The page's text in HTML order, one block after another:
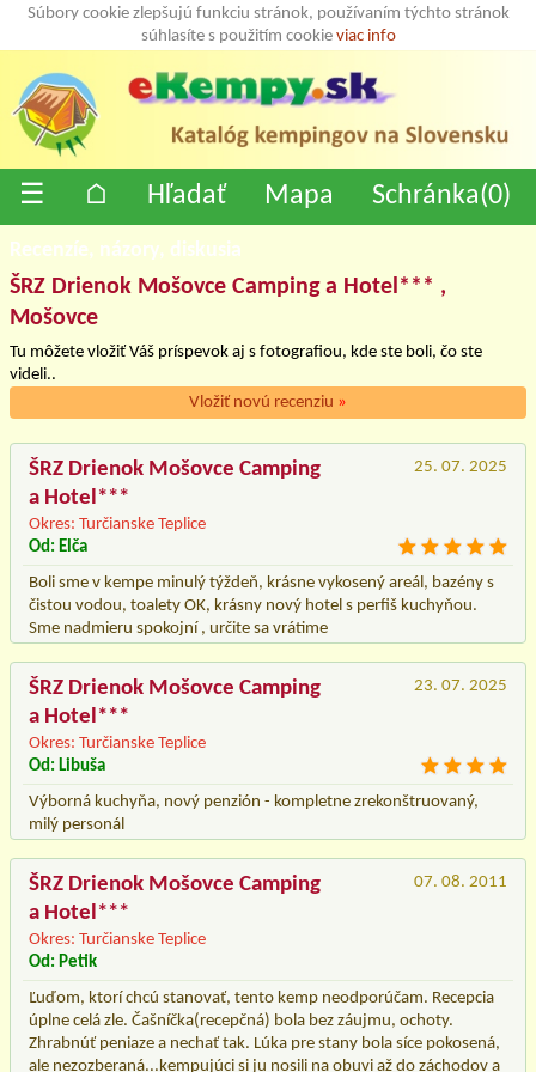
Súbory cookie zlepšujú funkciu stránok, používaním týchto stránok
súhlasíte s použitím cookie viac info
☰ ⌂ Hľadať Mapa Schránka(0)
Recenzíe, názory, diskusia
ŠRZ Drienok Mošovce Camping a Hotel*** ,
Mošovce
Tu môžete vložiť Váš príspevok aj s fotografiou, kde ste boli, čo ste
videli..
Vložiť novú recenziu »
ŠRZ Drienok Mošovce Camping
a Hotel***
Okres: Turčianske Teplice
25. 07. 2025
Od: Elča
Boli sme v kempe minulý týždeň, krásne vykosený areál, bazény s
čistou vodou, toalety OK, krásny nový hotel s perfiš kuchyňou.
Sme nadmieru spokojní , určite sa vrátime
ŠRZ Drienok Mošovce Camping
a Hotel***
Okres: Turčianske Teplice
23. 07. 2025
Od: Libuša
Výborná kuchyňa, nový penzión - kompletne zrekonštruovaný,
milý personál
ŠRZ Drienok Mošovce Camping
a Hotel***
Okres: Turčianske Teplice
07. 08. 2011
Od: Petik
Ľuďom, ktorí chcú stanovať, tento kemp neodporúčam. Recepcia
úplne celá zle. Čašníčka(recepčná) bola bez záujmu, ochoty.
Zhrabnúť peniaze a nechať tak. Lúka pre stany bola síce pokosená,
ale nezozberaná...kempujúci si ju nosili na obuvi až do záchodov a